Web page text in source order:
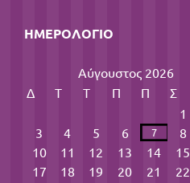
ΗΜΕΡΟΛΌΓΙΟ
Αύγουστος 2026
Δ
Τ Τ Π Π Σ
1
3
4 5 6 7 8
10
11 12 13 14 15
17
18 19 20 21 22